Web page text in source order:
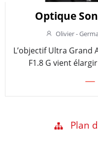
Optique
Olivier -
L’objectif Ultra Grand
F1.8 G vient
Plan